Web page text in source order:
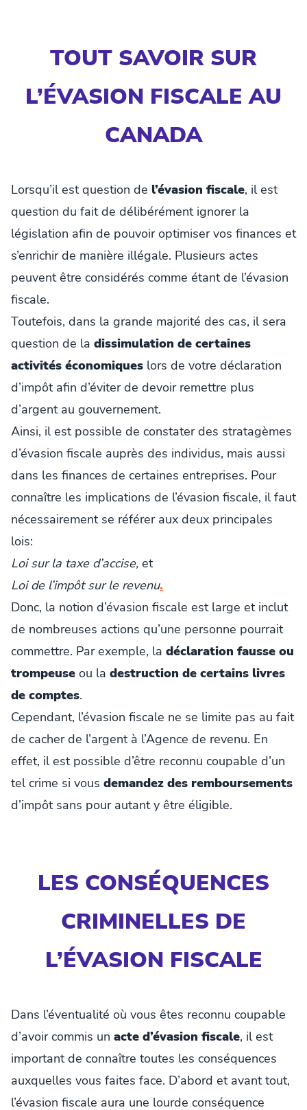
TOUT SAVOIR SUR
L’ÉVASION FISCALE AU
CANADA
Lorsqu’il est question de l’évasion fiscale, il est
question du fait de délibérément ignorer la
législation afin de pouvoir optimiser vos finances et
s’enrichir de manière illégale. Plusieurs actes
peuvent être considérés comme étant de l’évasion
fiscale.
Toutefois, dans la grande majorité des cas, il sera
question de la dissimulation de certaines
activités économiques lors de votre déclaration
d’impôt afin d’éviter de devoir remettre plus
d’argent au gouvernement.
Ainsi, il est possible de constater des stratagèmes
d’évasion fiscale auprès des individus, mais aussi
dans les finances de certaines entreprises. Pour
connaître les implications de l’évasion fiscale, il faut
nécessairement se référer aux deux principales
lois:
Loi sur la taxe d’accise, et
Loi de l’impôt sur le revenu.
Donc, la notion d’évasion fiscale est large et inclut
de nombreuses actions qu’une personne pourrait
commettre. Par exemple, la déclaration fausse ou
trompeuse ou la destruction de certains livres
de comptes.
Cependant, l’évasion fiscale ne se limite pas au fait
de cacher de l’argent à l’Agence de revenu. En
effet, il est possible d’être reconnu coupable d’un
tel crime si vous demandez des remboursements
d’impôt sans pour autant y être éligible.
LES CONSÉQUENCES
CRIMINELLES DE
L’ÉVASION FISCALE
Dans l’éventualité où vous êtes reconnu coupable
d’avoir commis un acte d’évasion fiscale, il est
important de connaître toutes les conséquences
auxquelles vous faites face. D’abord et avant tout,
l’évasion fiscale aura une lourde conséquence